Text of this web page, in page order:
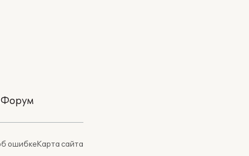
Форум
ошибкеКарта сайта